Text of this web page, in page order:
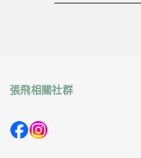
張飛相關社群